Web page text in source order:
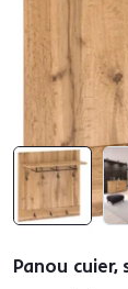
Panou cuier,